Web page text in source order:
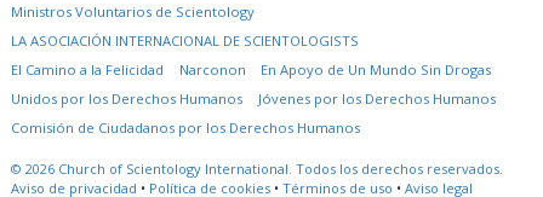
Ministros Voluntarios de Scientology
LA ASOCIACIÓN INTERNACIONAL DE SCIENTOLOGISTS
El Camino a la Felicidad
Narconon
En Apoyo de Un Mundo Sin Drogas
Unidos por los Derechos Humanos
Jóvenes por los Derechos Humanos
Comisión de Ciudadanos por los Derechos Humanos
© 2026 Church of Scientology International. Todos los derechos reservados.
Aviso de privacidad • Política de cookies • Términos de uso • Aviso legal